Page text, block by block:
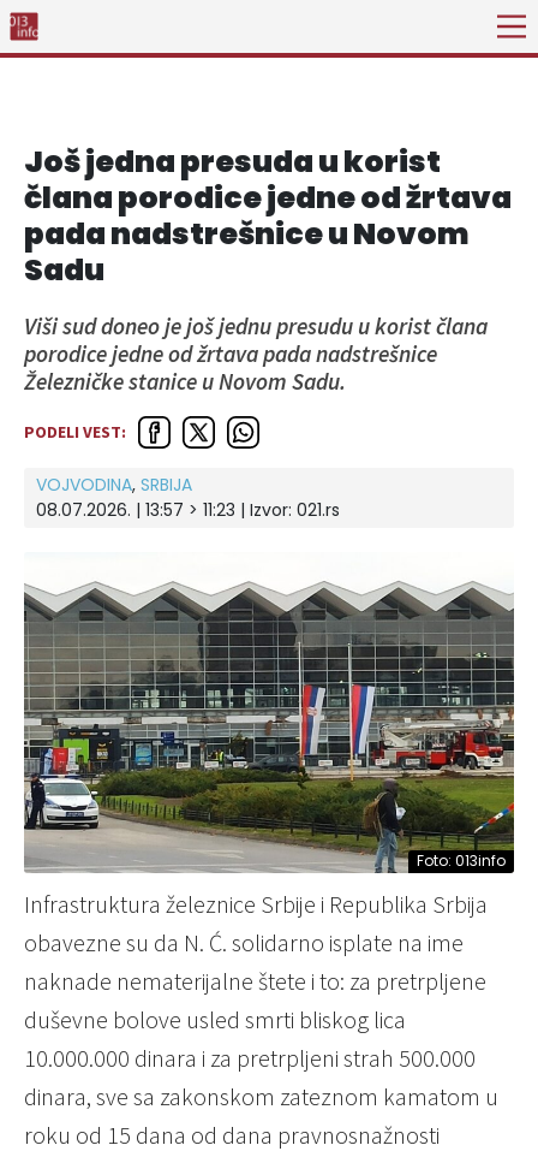
Još jedna presuda u korist
člana porodice jedne od žrtava
pada nadstrešnice u Novom
Sadu
Viši sud doneo je još jednu presudu u korist člana
porodice jedne od žrtava pada nadstrešnice
Železničke stanice u Novom Sadu.
PODELI VEST:
VOJVODINA, SRBIJA
08.07.2026. | 13:57 > 11:23 | Izvor: 021.rs
Foto: 013info
Infrastruktura železnice Srbije i Republika Srbija
obavezne su da N. Ć. solidarno isplate na ime
naknade nematerijalne štete i to: za pretrpljene
duševne bolove usled smrti bliskog lica
10.000.000 dinara i za pretrpljeni strah 500.000
dinara, sve sa zakonskom zateznom kamatom u
roku od 15 dana od dana pravnosnažnosti